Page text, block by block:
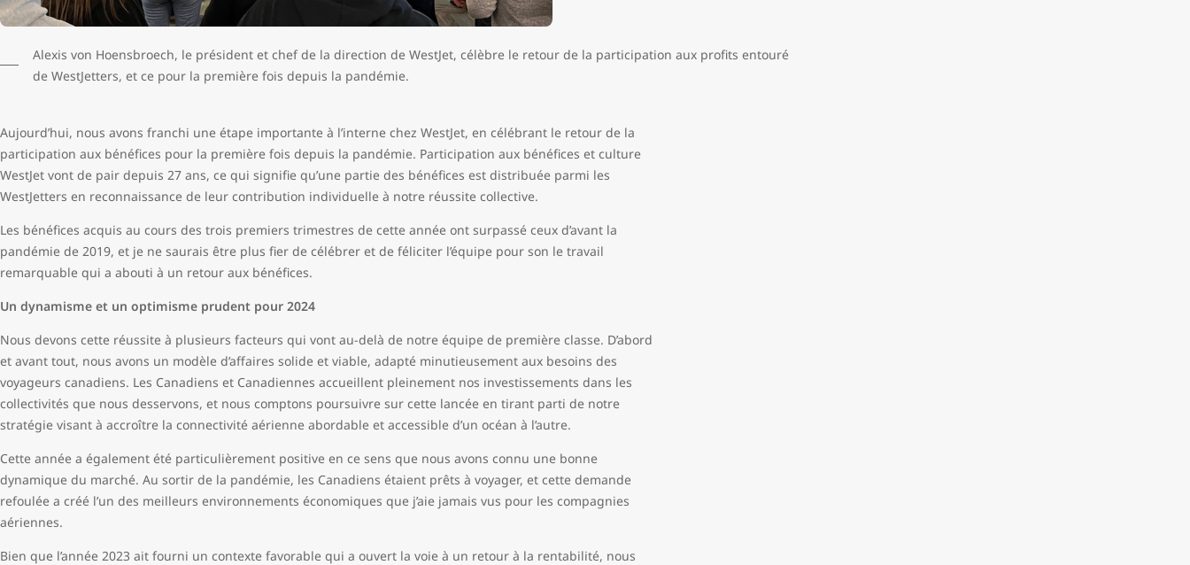
Alexis von Hoensbroech, le président et chef de la direction de WestJet, célèbre le retour de la participation aux profits entouré
de WestJetters, et ce pour la première fois depuis la pandémie.
Aujourd’hui, nous avons franchi une étape importante à l’interne chez WestJet, en célébrant le retour de la
participation aux bénéfices pour la première fois depuis la pandémie. Participation aux bénéfices et culture
WestJet vont de pair depuis 27 ans, ce qui signifie qu’une partie des bénéfices est distribuée parmi les
WestJetters en reconnaissance de leur contribution individuelle à notre réussite collective.
Les bénéfices acquis au cours des trois premiers trimestres de cette année ont surpassé ceux d’avant la
pandémie de 2019, et je ne saurais être plus fier de célébrer et de féliciter l’équipe pour son le travail
remarquable qui a abouti à un retour aux bénéfices.
Un dynamisme et un optimisme prudent pour 2024
Nous devons cette réussite à plusieurs facteurs qui vont au-delà de notre équipe de première classe. D’abord
et avant tout, nous avons un modèle d’affaires solide et viable, adapté minutieusement aux besoins des
voyageurs canadiens. Les Canadiens et Canadiennes accueillent pleinement nos investissements dans les
collectivités que nous desservons, et nous comptons poursuivre sur cette lancée en tirant parti de notre
stratégie visant à accroître la connectivité aérienne abordable et accessible d’un océan à l’autre.
Cette année a également été particulièrement positive en ce sens que nous avons connu une bonne
dynamique du marché. Au sortir de la pandémie, les Canadiens étaient prêts à voyager, et cette demande
refoulée a créé l’un des meilleurs environnements économiques que j’aie jamais vus pour les compagnies
aériennes.
Bien que l’année 2023 ait fourni un contexte favorable qui a ouvert la voie à un retour à la rentabilité, nous